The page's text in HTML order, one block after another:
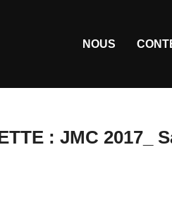
NOUS
: JMC 2017_